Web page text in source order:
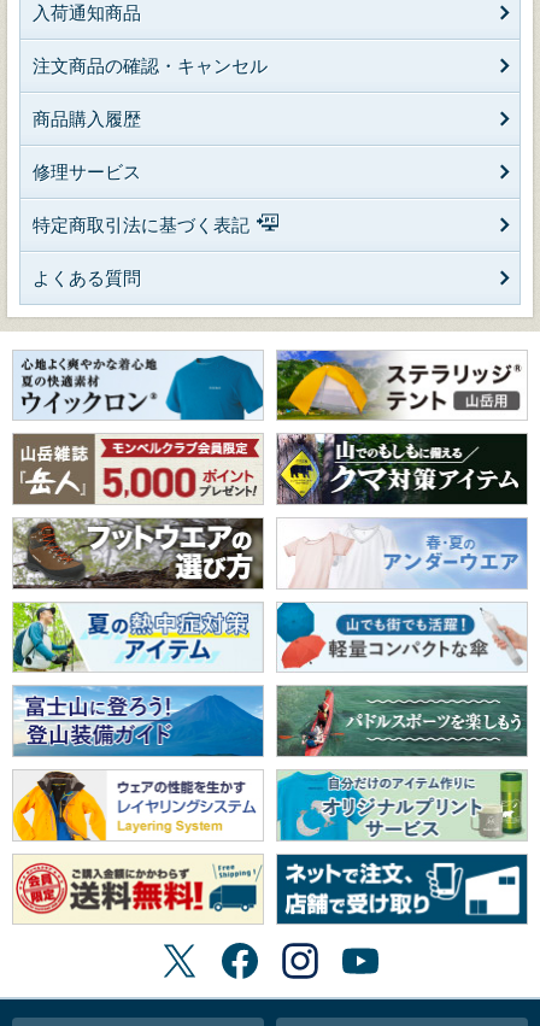
入荷通知商品
注文商品の確認・キャンセル
商品購入履歴
修理サービス
特定商取引法に基づく表記
よくある質問